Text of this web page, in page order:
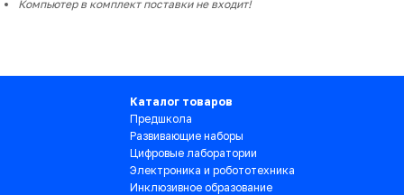
Компьютер в комплект поставки не входит!
Каталог товаров
Предшкола
Развивающие наборы
Цифровые лаборатории
Электроника и робототехника
Инклюзивное образование